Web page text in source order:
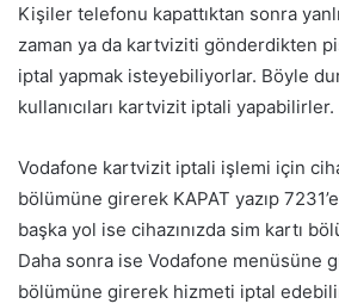
Kişiler telefonu kapattıktan sonra
zaman ya da kartviziti gönderdikten
iptal yapmak isteyebiliyorlar. Böyle
kullanıcıları kartvizit iptali yapabilirler.
Vodafone kartvizit iptali işlemi için
bölümüne girerek KAPAT yazıp
başka yol ise cihazınızda sim kartı
Daha sonra ise Vodafone menüsüne
bölümüne girerek hizmeti iptal